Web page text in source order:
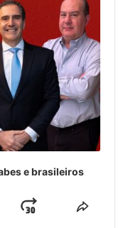
e brasileiros
JUMP